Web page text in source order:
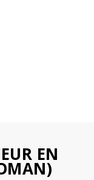
EN